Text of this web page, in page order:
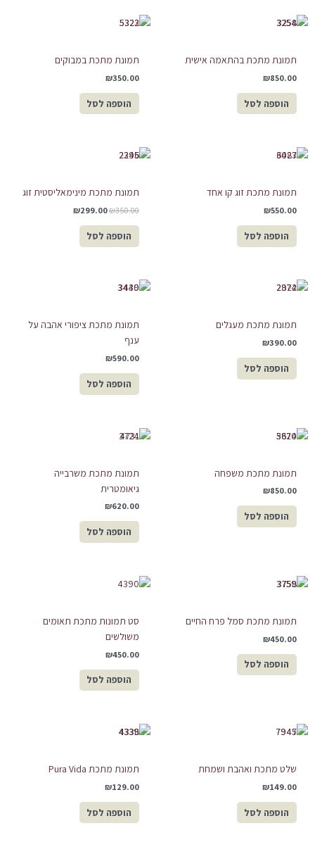
תמונת מתכת בהתאמה אישית
₪850.00
הוספה לסל
תמונת מתכת במבוקים
₪350.00
הוספה לסל
תמונת מתכת זוג קו אחד
₪550.00
הוספה לסל
תמונת מתכת מינימאליסטית זוג
₪350.00
₪299.00
הוספה לסל
תמונת מתכת מעגלים
₪390.00
הוספה לסל
תמונת מתכת ציפורי אהבה על
ענף
₪590.00
הוספה לסל
תמונת מתכת משפחה
₪850.00
הוספה לסל
תמונת מתכת משרבייה
גיאומטרית
₪620.00
הוספה לסל
תמונת מתכת סמל פרח החיים
₪450.00
הוספה לסל
סט תמונות מתכת תאומים
משולשים
₪450.00
הוספה לסל
שלט מתכת ואהבת ושמחת
₪149.00
הוספה לסל
תמונת מתכת Pura Vida
₪129.00
הוספה לסל